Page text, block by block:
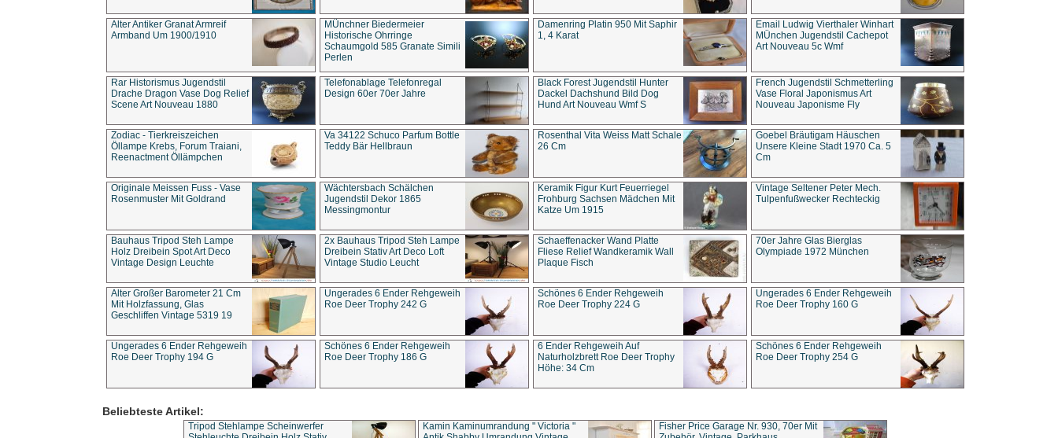
Alter Antiker Granat Armreif
Armband Um 1900/1910
MÜnchner Biedermeier
Historische Ohrringe
Schaumgold 585 Granate Simili
Perlen
Damenring Platin 950 Mit Saphir
1, 4 Karat
Email Ludwig Vierthaler Winhart
MÜnchen Jugendstil Cachepot
Art Nouveau 5c Wmf
Rar Historismus Jugendstil
Drache Dragon Vase Dog Relief
Scene Art Nouveau 1880
Telefonablage Telefonregal
Design 60er 70er Jahre
Black Forest Jugendstil Hunter
Dackel Dachshund Bild Dog
Hund Art Nouveau Wmf S
French Jugendstil Schmetterling
Vase Floral Japonismus Art
Nouveau Japonisme Fly
Zodiac - Tierkreiszeichen
Öllampe Krebs, Forum Traiani,
Reenactment Öllämpchen
Va 34122 Schuco Parfum Bottle
Teddy Bär Hellbraun
Rosenthal Vita Weiss Matt Schale
26 Cm
Goebel Bräutigam Häuschen
Unsere Kleine Stadt 1970 Ca. 5
Cm
Originale Meissen Fuss - Vase
Rosenmuster Mit Goldrand
Wächtersbach Schälchen
Jugendstil Dekor 1865
Messingmontur
Keramik Figur Kurt Feuerriegel
Frohburg Sachsen Mädchen Mit
Katze Um 1915
Vintage Seltener Peter Mech.
Tulpenfußwecker Rechteckig
Bauhaus Tripod Steh Lampe
Holz Dreibein Spot Art Deco
Vintage Design Leuchte
2x Bauhaus Tripod Steh Lampe
Dreibein Stativ Art Deco Loft
Vintage Studio Leucht
Schaeffenacker Wand Platte
Fliese Relief Wandkeramik Wall
Plaque Fisch
70er Jahre Glas Bierglas
Olympiade 1972 München
Alter Großer Barometer 21 Cm
Mit Holzfassung, Glas
Geschliffen Vintage 5319 19
Ungerades 6 Ender Rehgeweih
Roe Deer Trophy 242 G
Schönes 6 Ender Rehgeweih
Roe Deer Trophy 224 G
Ungerades 6 Ender Rehgeweih
Roe Deer Trophy 160 G
Ungerades 6 Ender Rehgeweih
Roe Deer Trophy 194 G
Schönes 6 Ender Rehgeweih
Roe Deer Trophy 186 G
6 Ender Rehgeweih Auf
Naturholzbrett Roe Deer Trophy
Höhe: 34 Cm
Schönes 6 Ender Rehgeweih
Roe Deer Trophy 254 G
Beliebteste Artikel:
Tripod Stehlampe Scheinwerfer
Kamin Kaminumrandung " Victoria "
Fisher Price Garage Nr. 930, 70er Mit